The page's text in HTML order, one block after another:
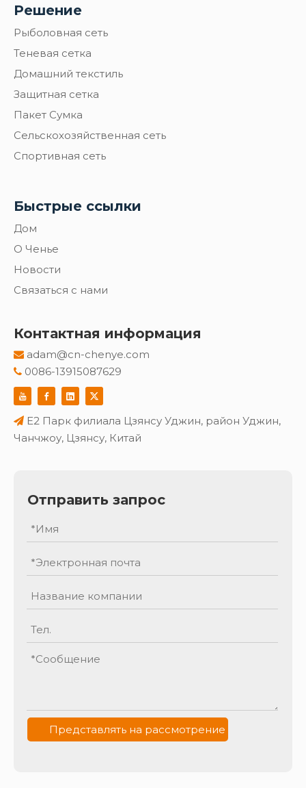
Решение
Рыболовная сеть
Теневая сетка
Домашний текстиль
Защитная сетка
Пакет Сумка
Сельскохозяйственная сеть
Спортивная сеть
Быстрые ссылки
Дом
О Ченье
Новости
Связаться с нами
Контактная информация
 adam@cn-chenye.com
 0086-13915087629
 E2 Парк филиала Цзянсу Уджин, район Уджин,
Чанчжоу, Цзянсу, Китай
Отправить запрос
Представлять на рассмотрение